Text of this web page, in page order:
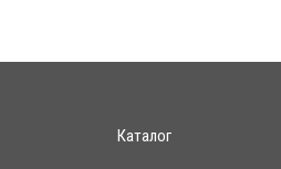
Каталог